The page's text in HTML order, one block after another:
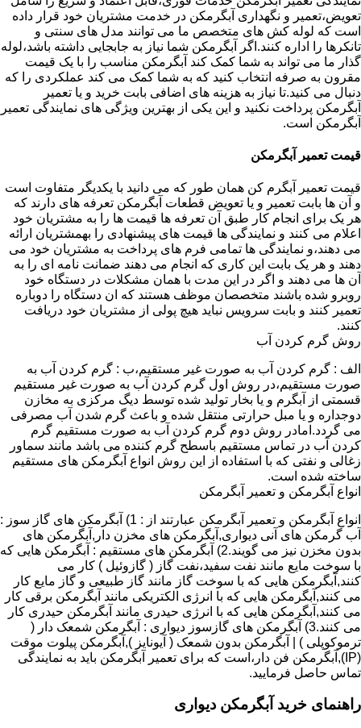
تعویض،تعمیر و نگهداری آبگرمکن در خدمت مشتریان خود قرار داده
است که لوله کش های متخصص ما می توانند مدل های سنتی و
تانکرها را اداره کنند.اگر آبگرمکن شما نیاز به جابجایی داشته باشد،لوله
گذار ما می تواند به شما کمک کند آبگرمکن مناسب را با یک قیمت
مقرون به صرفه انتخاب کنید که به شما کمک می کند عملکردی را که
دنبال می کنید.تا نیاز به هزینه های اضافی بابت خرید و یا تعمیر
آبگرمکن پرداخت نکنید و این یکی از بهترین ویژگی های نمایندگی تعمیر
آبگرمکن است.
قیمت تعمیر آبگرمکن
قیمت تعمیر آبگرم کن همان طور که می دانید با یکدیگر متفاوت است
و آن ها بابت تعمیر و یا تعویض قطعات آبگرمکن تعرفه های دارند که
هر یک برای انجام کار طبق آن تعرفه ها قیمت ها را به مشتریان خود
اعلام می کنند و نمایندگی ها قیمت های پیشنهادی را بهمشتریان ارائه
می دهند،و نمایندگی ها تمامی فرم های پرداخت به مشتریان خود می
دهند و هر یک بابت این کاری که انجام می دهند ضمانت نامه ای را به
آن ها می دهند و اگر در این مدت با همان مشکلات در دستگاه خود
روبرو شده باشند متخصصان موظف هستند که ان دستگاه را دوباره
تعمیر کنند و بابت سرویس نباید هیچ پولی از مشتریان خود دریافت
کنند.
روش گرم کردن آب
الف : گرم کردن آب به صورت غیر مستقیم،ب : گرم کردن آب به
صورت مستقیم،در روش اول گرم کردن آب به صورت غیر مستقیم
قسمتی از آبگرم و یا بخار تولید شده توسط دیگ مرکزی به مخازن
دوجداره و یا مبل حرارتی منتقل شده و باعث گرم شدن آب مصرفی
می گردد.امادر روش دوم گرم کردن آب به صورت مستقیم گرم
کردن آب در تماس مستقیم باسطح گرم کننده می باشد مانند سماور
زغالی و نفتی که با استفاده از این روش انواع آبگرمکن های مستقیم
ساخته شده است.
انواع آبگرمکن و تعمیر آبگرمکن
انواع آبگرمکن و تعمیر آبگرمکن عبارتند از : 1) آبگرمکن های گاز سوز :
آب گرمکن های آنی دیواری,آبگرمکن های مخزن دار,آبگرمکن های
بدون مخزن نیز می گویند.2) آبگرمکن های مستقیم : آبگرمکن هایی که
با سوخت مایع مانند نفت سفید،نفت گاز ( گازوئیل ) کار می
کنند,آبگرمکن هایی که با سوخت گاز مانند گاز طبیعی و گاز مایع کار
می کنند,آبگرمکن هایی که با انرژی الکتریکی مانند آبگرمکن برقی کار
می کنند,آبگرمکن هایی که با انرژی حیدری مانند آبگرمکن حیدری کار
می کنند.3) آبگرمکن های گازسوز دیواری : آبگرمکن شمعک دار (
ترموکوپلی ) | آبگرمکن بدون شمعک ( آیونایز ),آبگرمکن پیلوت موقت
(IP),آبگرمکن فن دار،است که برای تعمیر آبگرمکن باید به نمایندگی
تماس حاصل فرمایید.
راهنمای خرید آبگرمکن دیواری